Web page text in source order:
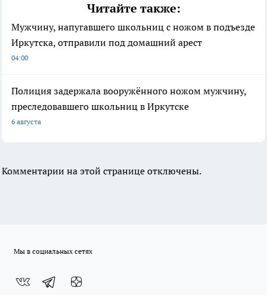
Читайте также:
Мужчину, напугавшего школьниц с ножом в подъезде
Иркутска, отправили под домашний арест
04:00
Полиция задержала вооружённого ножом мужчину,
преследовавшего школьниц в Иркутске
6 августа
Комментарии на этой странице отключены.
Мы в социальных сетях